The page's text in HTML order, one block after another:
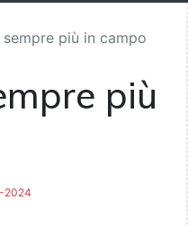
sempre più in campo
più
2024